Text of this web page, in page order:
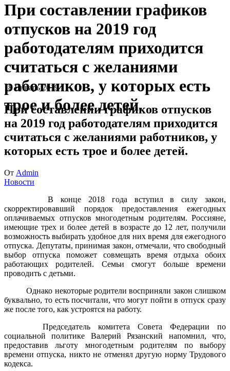
При составлении графиков
отпусков на 2019 год
работодателям приходится
считаться с желаниями
работников, у которых есть
трое и более детей.
18 Январь 2019
При составлении графиков отпусков
на 2019 год работодателям приходится
считаться с желаниями работников, у
которых есть трое и более детей.
От Admin
Новости
В конце 2018 года вступил в силу закон,
скорректировавший порядок предоставления ежегодных
оплачиваемых отпусков многодетным родителям. Россияне,
имеющие трех и более детей в возрасте до 12 лет, получили
возможность выбирать удобное для них время для ежегодного
отпуска. Депутаты, принимая закон, отмечали, что свободный
выбор отпуска поможет совмещать время отдыха обоих
работающих родителей. Семьи смогут больше времени
проводить с детьми.
Однако некоторые родители восприняли закон слишком
буквально, то есть посчитали, что могут пойти в отпуск сразу
же после того, как устроятся на работу.
Председатель комитета Совета Федерации по
социальной политике Валерий Рязанский напомнил, что,
предоставив льготу многодетным родителям по выбору
времени отпуска, никто не отменял другую норму Трудового
кодекса.